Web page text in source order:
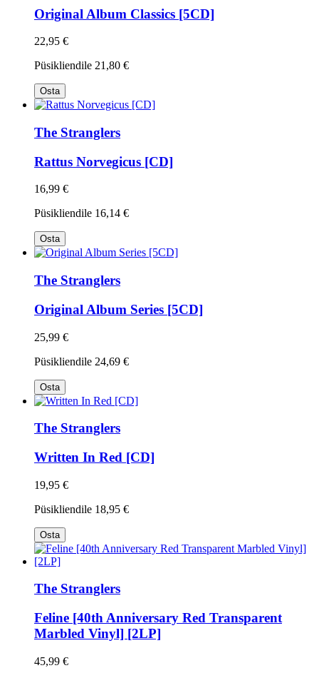
Original Album Classics [5CD]
22,95 €
Püsikliendile 21,80 €
Osta
The Stranglers
Rattus Norvegicus [CD]
16,99 €
Püsikliendile 16,14 €
Osta
The Stranglers
Original Album Series [5CD]
25,99 €
Püsikliendile 24,69 €
Osta
The Stranglers
Written In Red [CD]
19,95 €
Püsikliendile 18,95 €
Osta
The Stranglers
Feline [40th Anniversary Red Transparent
Marbled Vinyl] [2LP]
45,99 €